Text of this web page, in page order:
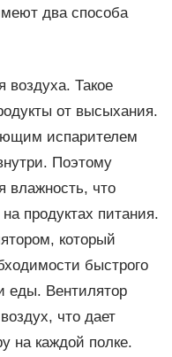
два способа
воздуха. Такое
от высыхания.
испарителем
Поэтому
влажность, что
продуктах питания.
который
быстрого
еды. Вентилятор
что дает
на каждой полке.